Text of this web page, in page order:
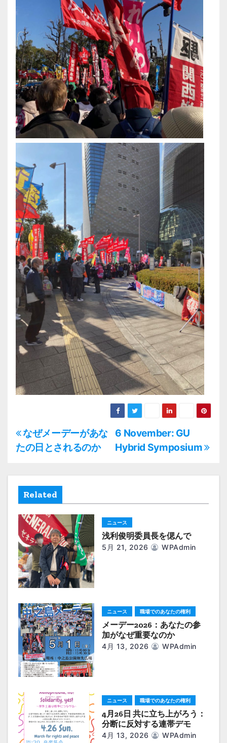
投
稿
ビ
ゲ
ー
シ
ョ
ン
6 November: GU
Hybrid Symposium
なぜメーデーがあな
たの日とされるのか
Related
ニュース
浅利俊明委員長を偲んで
5月 21, 2026 WPAdmin
ニュース 職場でのあなたの権利
メーデー2026：あなたの参
加がなぜ重要なのか
4月 13, 2026 WPAdmin
ニュース 職場でのあなたの権利
4月26日 共に立ち上がろう：
分断に反対する連帯デモ
4月 13, 2026 WPAdmin